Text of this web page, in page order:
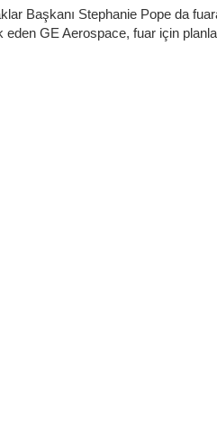
Başkanı Stephanie Pope da
eden GE Aerospace, fuar için